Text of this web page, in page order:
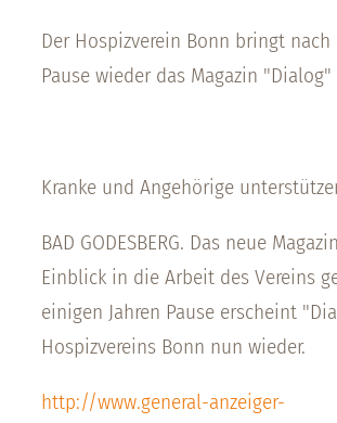
Der Hospizverein Bonn bringt nach
Pause wieder das Magazin "Dialog"
Kranke und Angehörige
BAD GODESBERG. Das neue
Einblick in die Arbeit des Vereins
einigen Jahren Pause erscheint
Hospizvereins Bonn nun wieder.
http://www.general-anzeiger-